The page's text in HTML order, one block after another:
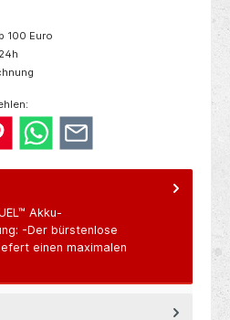
100 Euro
Akku-
-Der bürstenlose
einen maximalen